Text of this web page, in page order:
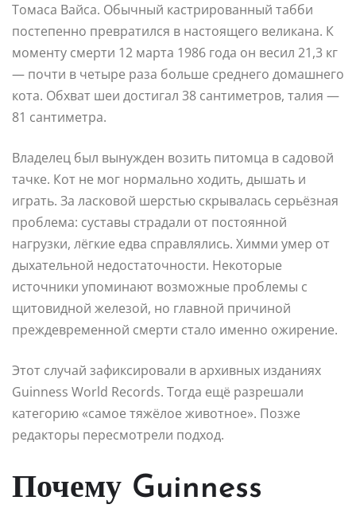
Томаса Вайса. Обычный кастрированный табби
постепенно превратился в настоящего великана. К
моменту смерти 12 марта 1986 года он весил 21,3 кг
— почти в четыре раза больше среднего домашнего
кота. Обхват шеи достигал 38 сантиметров, талия —
81 сантиметра.
Владелец был вынужден возить питомца в садовой
тачке. Кот не мог нормально ходить, дышать и
играть. За ласковой шерстью скрывалась серьёзная
проблема: суставы страдали от постоянной
нагрузки, лёгкие едва справлялись. Химми умер от
дыхательной недостаточности. Некоторые
источники упоминают возможные проблемы с
щитовидной железой, но главной причиной
преждевременной смерти стало именно ожирение.
Этот случай зафиксировали в архивных изданиях
Guinness World Records. Тогда ещё разрешали
категорию «самое тяжёлое животное». Позже
редакторы пересмотрели подход.
Почему Guinness